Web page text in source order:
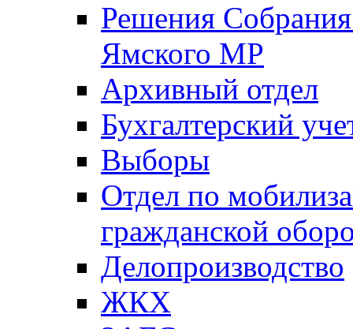
Решения
Ямского МР
Архивный отдел
Бухгалтерский
Выборы
Отдел по
гражданской
Делопроизводство
ЖКХ